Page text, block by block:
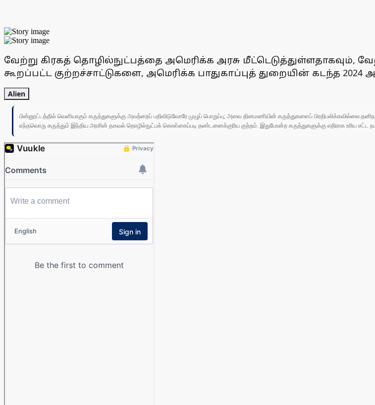
வேற்று கிரகத் தொழில்நுட்பத்தை அமெரிக்க அரசு மீட்டெடுத்துள்ளதாகவும்,
கூறப்பட்ட குற்றச்சாட்டுகளை, அமெரிக்க பாதுகாப்புத் துறையின் கடந்த 2024
Alien
பின்னூட்டத்தில் வெளியாகும் கருத்துகளுக்கு அவற்றைப் பதிவிடுவோரே முழுப் பொறுப்பு; அவை தினமணியின் கருத்துகளைப்
எந்தவொரு கருத்தும் இந்திய அரசின் தகவல் தொழில்நுட்பக் கொள்கைப்படி தண்டனைக்குரிய குற்றம். இதுபோன்ற கருத்துகளுக்கு எதிராக உரிய சட்ட